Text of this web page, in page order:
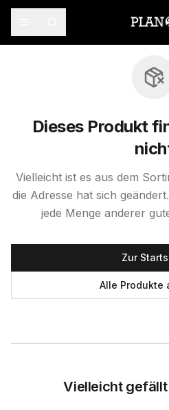
Dieses Produkt
Vielleicht ist es aus dem
die Adresse hat sich
jede Menge anderer
Zur
Alle Produkte
Vielleicht gefällt